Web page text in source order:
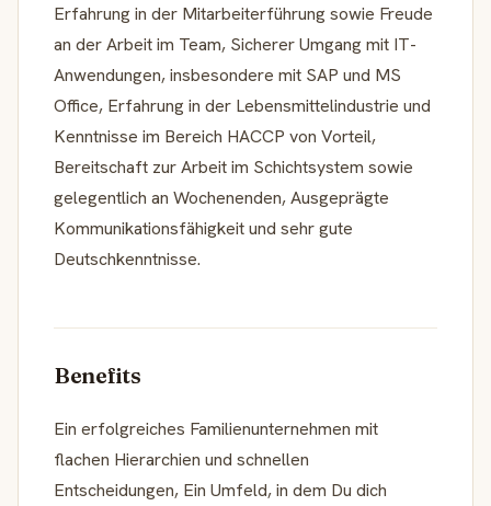
Erfahrung in der Mitarbeiterführung sowie Freude
an der Arbeit im Team, Sicherer Umgang mit IT-
Anwendungen, insbesondere mit SAP und MS
Office, Erfahrung in der Lebensmittelindustrie und
Kenntnisse im Bereich HACCP von Vorteil,
Bereitschaft zur Arbeit im Schichtsystem sowie
gelegentlich an Wochenenden, Ausgeprägte
Kommunikationsfähigkeit und sehr gute
Deutschkenntnisse.
Benefits
Ein erfolgreiches Familienunternehmen mit
flachen Hierarchien und schnellen
Entscheidungen, Ein Umfeld, in dem Du dich